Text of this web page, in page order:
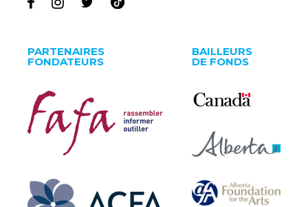
PARTENAIRES
FONDATEURS
BAILLEURS
DE FONDS